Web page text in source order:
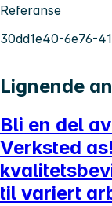
Referanse
30dd1e40-6e76-
Lignende
Bli en del
Verksted
til variert